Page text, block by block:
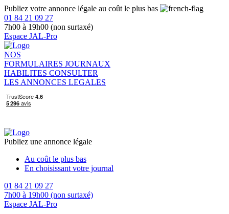
Publiez votre annonce légale au coût le plus bas
01 84 21 09 27
7h00 à 19h00 (non surtaxé)
Espace JAL-Pro
NOS
FORMULAIRES JOURNAUX
HABILITES CONSULTER
LES ANNONCES LEGALES
Publiez une annonce légale
Au coût le plus bas
En choisissant votre journal
01 84 21 09 27
7h00 à 19h00 (non surtaxé)
Espace JAL-Pro